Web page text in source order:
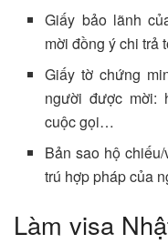
Giấy bảo lãnh
mời đồng ý chi trả
Giấy tờ chứng
người được mời:
cuộc gọi…
Bản sao hộ
trú hợp pháp của
Làm visa